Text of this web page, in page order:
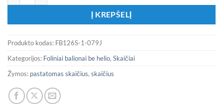
Į KREPŠELĮ
Produkto kodas: FB126S-1-079J
Kategorijos: Foliniai balionai be helio, Skaičiai
Žymos: pastatomas skaičius, skaičius